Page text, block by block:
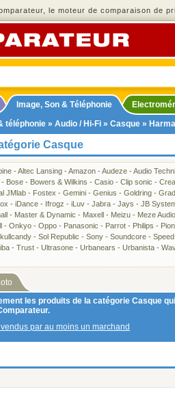
le moteur de comparaison de
Image, Son & Téléphonie
téléphonie » Audio / Hi-Fi » Casque »
Casque
-Altec Lansing -Amazon -Audeze -Audio
- Bose - Bowers & Wilkins - Casio - Clip sonic -
JMlab - Fostex - Gemini - Genius - Goldring -
- iDance - Ifrogz - iLuv - Jabra - Jays - JB
- Master & Dynamic - Maxell - Meizu - Meze Audio
- Onkyo - Oppo - Panasonic - Parrot - Philips -
- Sol Republic - Sony - Soundcore -
- Trust - Ultrasone - Urbanears - Urbanista -
les produits de la catégorie Casque
par au moins un marchand